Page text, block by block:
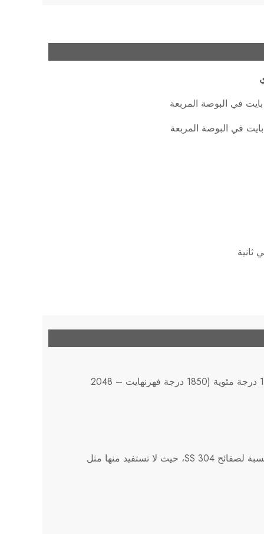
درجة الحرارة: 1010 درجة مئوية – 1120 درجة مئوية (1850 درجة فهرنهايت – 2048
السبب: هذه العمليات ليست قياسية بالنسبة لصفائح SS 304، حيث لا تستفيد منها مثل